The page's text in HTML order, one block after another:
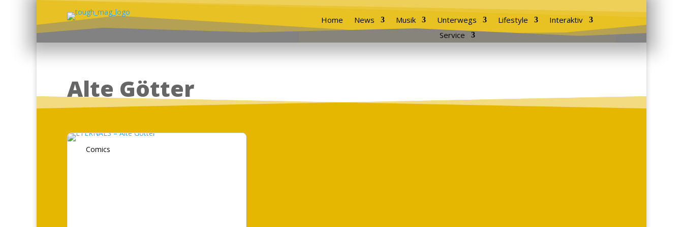
Home News Musik Unterwegs Lifestyle
Interaktiv
Service
Alte Götter
Comics